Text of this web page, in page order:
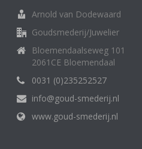
Arnold van Dodewaard
Goudsmederij/Juwelier
Bloemendaalseweg 101
2061CE Bloemendaal
0031 (0)235252527
info@goud-smederij.nl
www.goud-smederij.nl